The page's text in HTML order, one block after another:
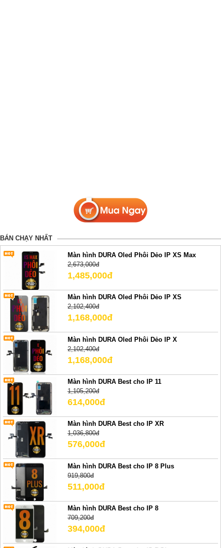
BÁN CHẠY NHẤT
Màn hình DURA Oled Phôi Dẻo IP XS Max
2,673,000đ
1,485,000đ
Màn hình DURA Oled Phôi Dẻo IP XS
2,102,400đ
1,168,000đ
Màn hình DURA Oled Phôi Dẻo IP X
2,102,400đ
1,168,000đ
Màn hình DURA Best cho IP 11
1,105,200đ
614,000đ
Màn hình DURA Best cho IP XR
1,036,800đ
576,000đ
Màn hình DURA Best cho IP 8 Plus
919,800đ
511,000đ
Màn hình DURA Best cho IP 8
709,200đ
394,000đ